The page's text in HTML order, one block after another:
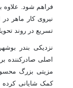
فراهم شود. علاوه
نیروی کار ماهر
تسریع در روند
نزدیکی بندر
اصلی صادرکننده
مزیتی بزرگ
کمک شایانی کرده